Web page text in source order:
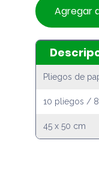
Agregar
Pliegos de
10 pliegos /
45 x 50 cm